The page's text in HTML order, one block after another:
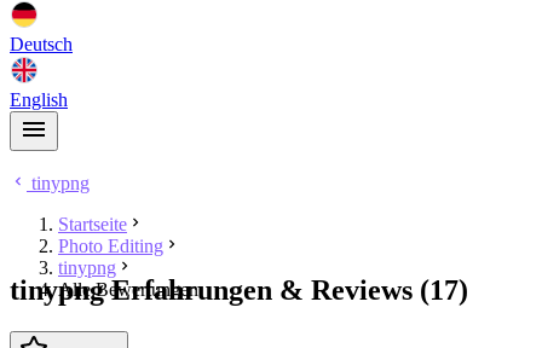
Deutsch
English
tinypng
Startseite
Photo Editing
tinypng
Alle Bewertungen
tinypng Erfahrungen & Reviews (17)